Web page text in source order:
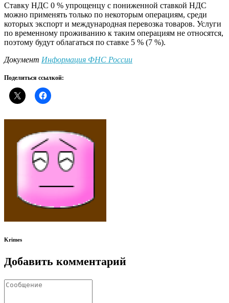
Ставку НДС 0 % упрощенцу с пониженной ставкой НДС
можно применять только по некоторым операциям, среди
которых экспорт и международная перевозка товаров. Услуги
по временному проживанию к таким операциям не относятся,
поэтому будут облагаться по ставке 5 % (7 %).
Документ Информация ФНС России
Поделиться ссылкой:
Krimes
Добавить комментарий